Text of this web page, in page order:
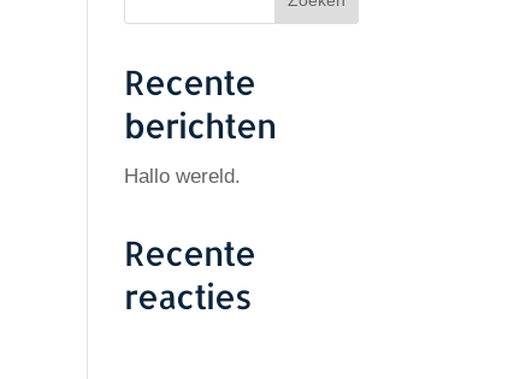
Recente
berichten
Hallo wereld.
Recente
reacties